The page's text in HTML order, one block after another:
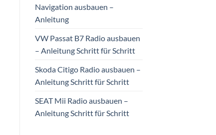
Navigation ausbauen –
Anleitung
VW Passat B7 Radio ausbauen
– Anleitung Schritt für Schritt
Skoda Citigo Radio ausbauen –
Anleitung Schritt für Schritt
SEAT Mii Radio ausbauen –
Anleitung Schritt für Schritt